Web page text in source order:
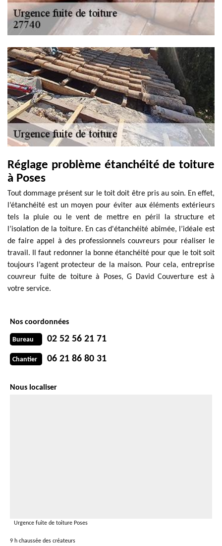
Réglage problème étanchéité de toiture
à Poses
Tout dommage présent sur le toit doit être pris au soin. En effet,
l’étanchéité est un moyen pour éviter aux éléments extérieurs
tels la pluie ou le vent de mettre en péril la structure et
l’isolation de la toiture. En cas d'étanchéité abîmée, l’idéale est
de faire appel à des professionnels couvreurs pour réaliser le
travail. Il faut redonner la bonne étanchéité pour que le toit soit
toujours l’agent protecteur de la maison. Pour cela, entreprise
couvreur fuite de toiture à Poses, G David Couverture est à
votre service.
Nos coordonnées
Bureau 02 52 56 21 71
Chantier 06 21 86 80 31
Nous localiser
Urgence fuite de toiture Poses
9 h chaussée des créateurs